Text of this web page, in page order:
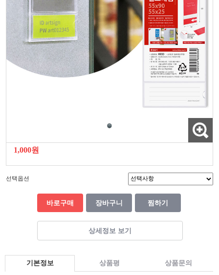
1,000원
선택옵션
바로구매 장바구니 찜하기
상세정보 보기
기본정보 상품평 상품문의